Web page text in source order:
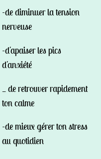
-de diminuer la tension
nerveuse
-d'apaiser les pics
d'anxiété
_ de retrouver rapidement
ton calme
-de mieux gérer ton stress
au quotidien